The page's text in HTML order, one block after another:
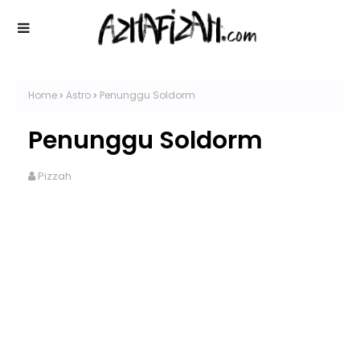
Home Astro Penunggu Soldorm
Penunggu Soldorm
Pizzah